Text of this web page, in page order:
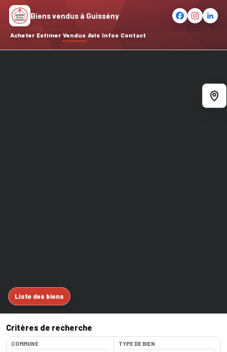
Acheter Estimer Vendus Avis Infos Contact
Biens vendus à Guissény
Critères de recherche
COMMUNE TYPE DE BIEN
Liste des biens